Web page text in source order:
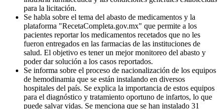
para la licitación.
Se habla sobre el tema del abasto de medicamentos y la
plataforma "RecetaCompleta.gov.mx" que permite a los
pacientes reportar los medicamentos recetados que no les
fueron entregados en las farmacias de las instituciones de
salud. El objetivo es tener un mejor monitoreo del abasto y
poder dar solución a los casos reportados.
Se informa sobre el proceso de nacionalización de los equipos
de hemodinamia que se están instalando en diversos
hospitales del país. Se explica la importancia de estos equipos
para el diagnóstico y tratamiento oportuno de infartos, lo que
puede salvar vidas. Se menciona que se han instalado 31